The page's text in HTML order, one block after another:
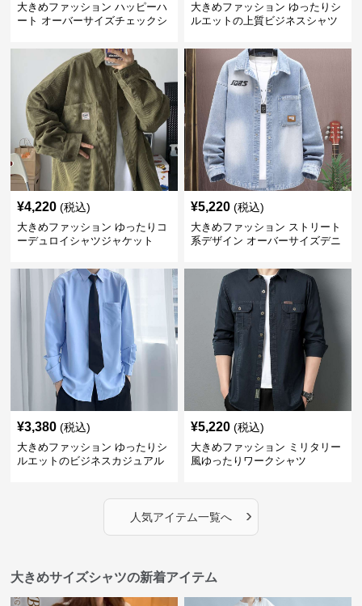
大きめファッション ハッピーハ
ート オーバーサイズチェックシ
大きめファッション ゆったりシ
ルエットの上質ビジネスシャツ
¥4,220 (税込)
大きめファッション ゆったりコ
ーデュロイシャツジャケット
¥5,220 (税込)
大きめファッション ストリート
系デザイン オーバーサイズデニ
¥3,380 (税込)
大きめファッション ゆったりシ
ルエットのビジネスカジュアル
¥5,220 (税込)
大きめファッション ミリタリー
風ゆったりワークシャツ
人気アイテム一覧へ ›
大きめサイズシャツの新着アイテム